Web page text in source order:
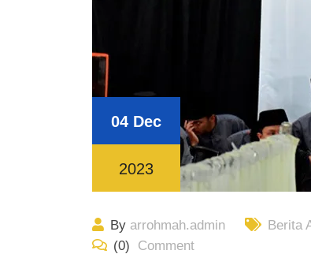
04 Dec
2023
By arrohmah.admin Berita
(0)
Comment